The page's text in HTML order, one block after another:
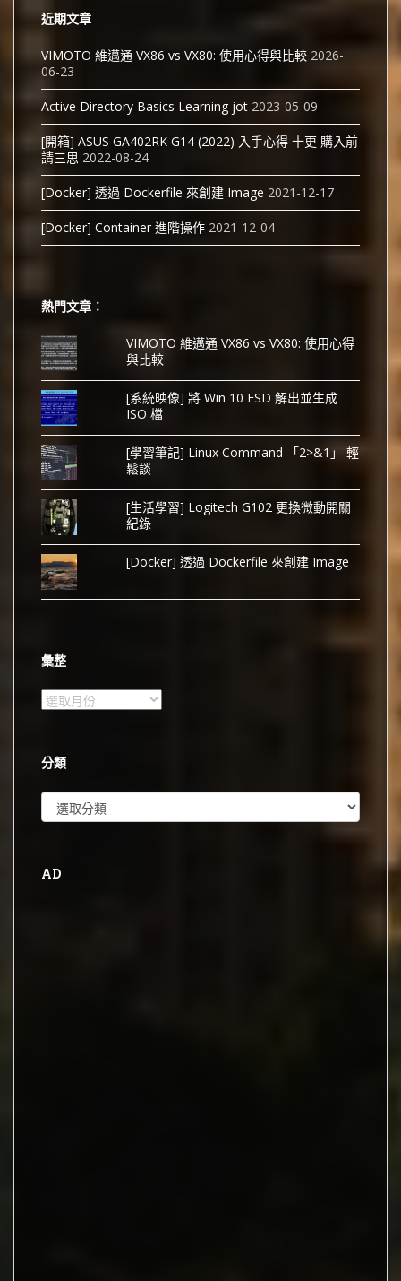
近期文章
VIMOTO 維邁通 VX86 vs VX80: 使用心得與比較 2026-
06-23
Active Directory Basics Learning jot 2023-05-09
[開箱] ASUS GA402RK G14 (2022) 入手心得 十更 購入前
請三思 2022-08-24
[Docker] 透過 Dockerfile 來創建 Image 2021-12-17
[Docker] Container 進階操作 2021-12-04
熱門文章︰
VIMOTO 維邁通 VX86 vs VX80: 使用心得
與比較
[系統映像] 將 Win 10 ESD 解出並生成
ISO 檔
[學習筆記] Linux Command 「2>&1」 輕
鬆談
[生活學習] Logitech G102 更換微動開關
紀錄
[Docker] 透過 Dockerfile 來創建 Image
彙整
彙
分類
類
AD